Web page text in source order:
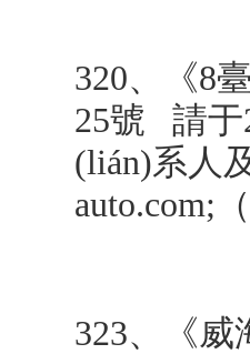
320、
《8
25號 請
(lián)系人
auto.com;
323、
《